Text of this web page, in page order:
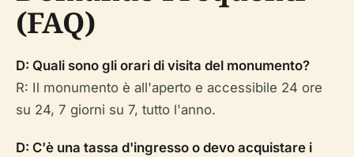
(FAQ)
D: Quali sono gli orari di visita del monumento?
R: Il monumento è all'aperto e accessibile 24 ore
su 24, 7 giorni su 7, tutto l'anno.
D: C'è una tassa d'ingresso o devo acquistare i